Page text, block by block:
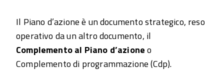
Il Piano d’azione è un documento strategico, reso
operativo da un altro documento, il
Complemento al Piano d’azioneo
Complemento di programmazione (Cdp).